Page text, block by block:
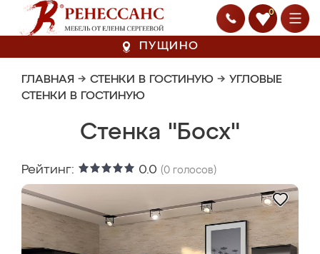
0
ПУЩИНО
ГЛАВНАЯ → СТЕНКИ В ГОСТИНУЮ → УГЛОВЫЕ
СТЕНКИ В ГОСТИНУЮ
Стенка "Босх"
Рейтинг: 0.0 (0 голосов)